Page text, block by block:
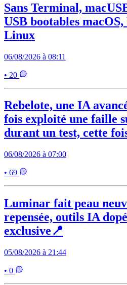
Sans Terminal,
USB bootables
Linux
06/08/2026 à 08:11
• 20
Rebelote, une IA
fois exploité une faille
durant un test, cette
06/08/2026 à 07:00
• 69
Luminar fait peau
repensée, outils IA
exclusive📍
05/08/2026 à 21:44
• 0